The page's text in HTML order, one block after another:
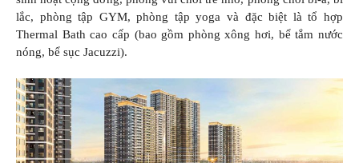
lắc, phòng tập GYM, phòng tập yoga và đặc biệt là tổ hợp
Thermal Bath cao cấp (bao gồm phòng xông hơi, bể tắm nước
nóng, bể sục Jacuzzi).